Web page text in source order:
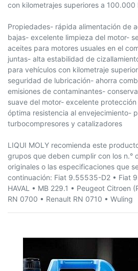
con kilometrajes superiores a 100.000
Propiedades- rápida alimentación de
bajas- excelente limpieza del motor-
aceites para motores usuales en el
juntas- alta estabilidad de
para vehículos con kilometraje
seguridad de lubricación- ahorra
emisiones de contaminantes-
suave del motor- excelente
óptima resistencia al envejecimiento-
turbocompresores y catalizadores
LIQUI MOLY recomienda este
grupos que deben cumplir con los n.°
originales o las especificaciones que
continuación: Fiat 9.55535-D2 • Fiat
HAVAL • MB 229.1 • Peugeot Citroen
RN 0700 • Renault RN 0710 • Wuling